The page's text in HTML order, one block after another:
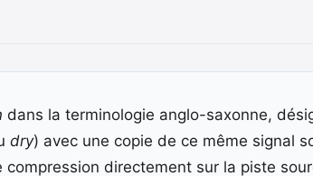
dans la terminologie anglo-saxonne,
dry) avec une copie de ce même signal
compression directement sur la piste